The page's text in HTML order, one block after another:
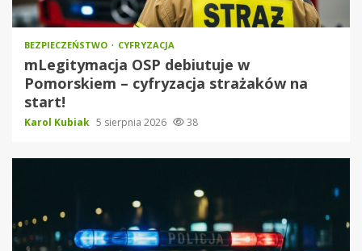
BEZPIECZEŃSTWO CYFRYZACJA
mLegitymacja OSP debiutuje w
Pomorskiem – cyfryzacja strażaków na
start!
Karol Kubiak 5 sierpnia 2026 38